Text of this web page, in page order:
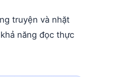
truyện và nhặt
năng đọc thực